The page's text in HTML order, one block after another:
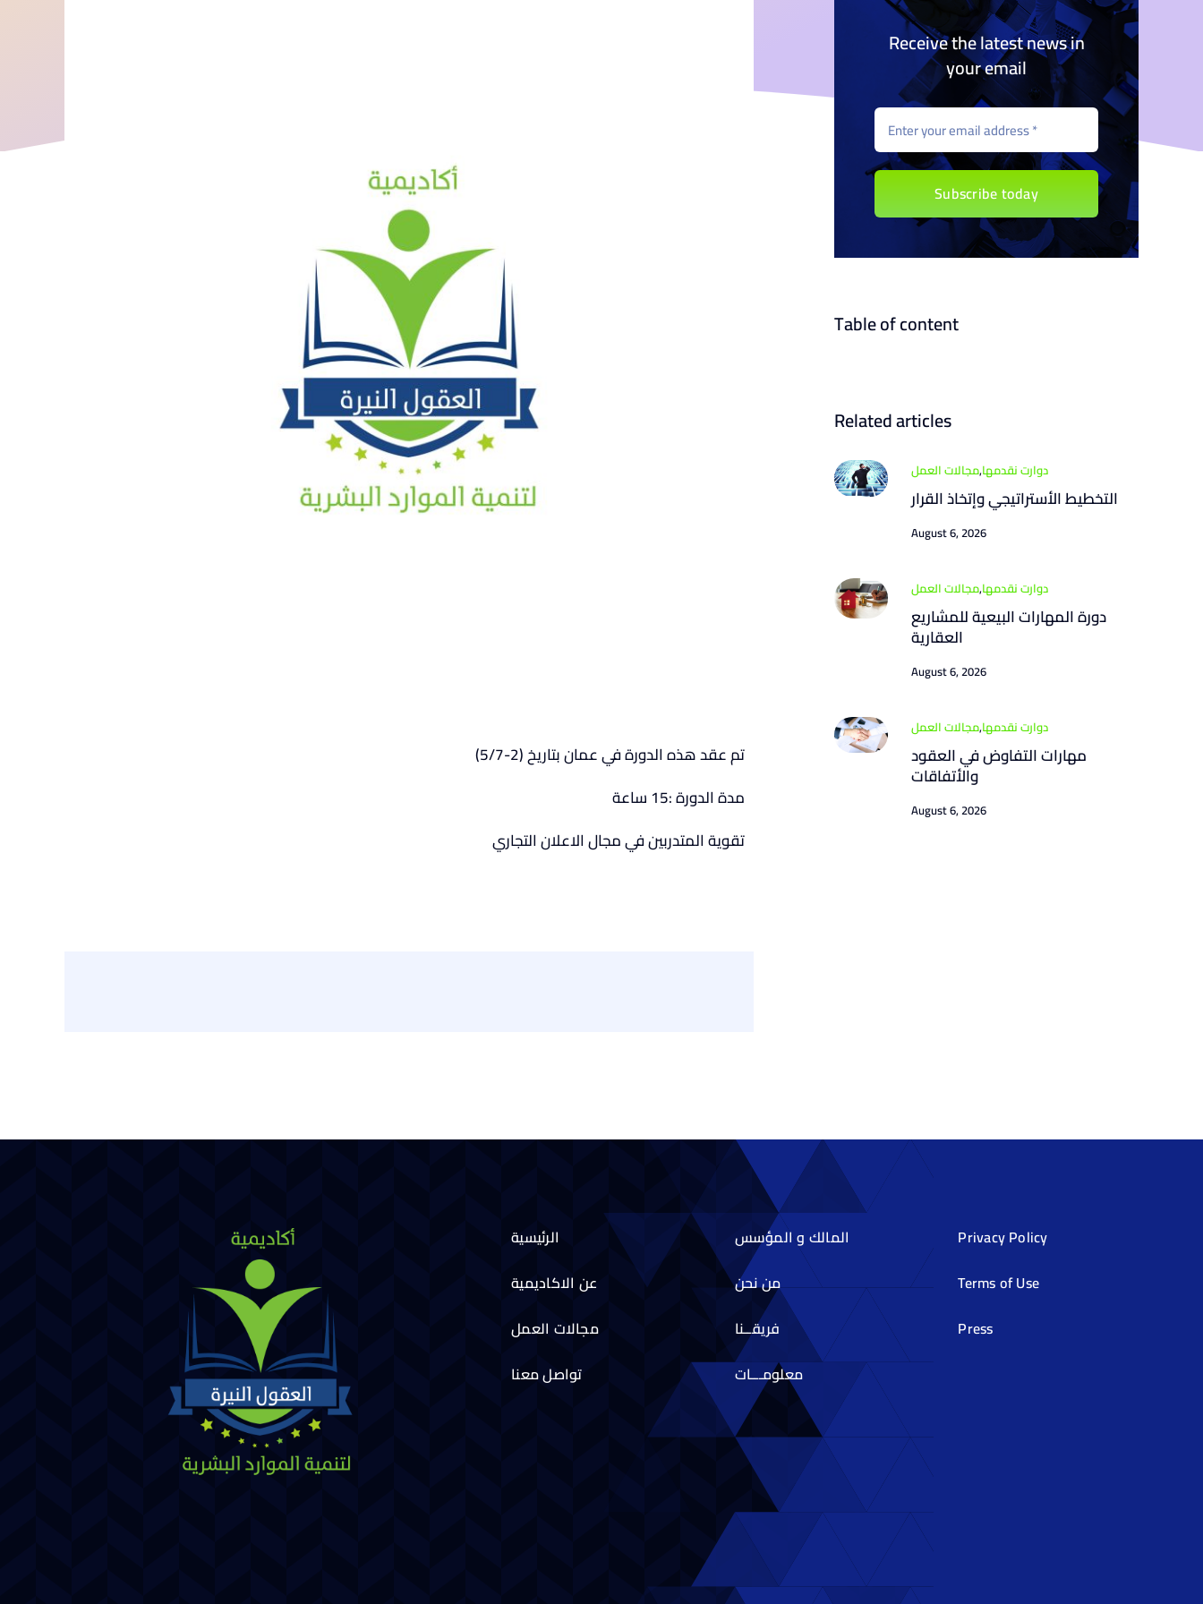
تم عقد هذه الدورة في عمان بتاريخ (2-5/7)
مدة الدورة :15 ساعة
تقوية المتدربين في مجال الاعلان التجاري
Receive the latest news in
your email
Subscribe today
Table of content
Related articles
دوارت نقدمها,مجالات العمل
التخطيط الأستراتيجي وإتخاذ القرار
August 6, 2026
دوارت نقدمها,مجالات العمل
دورة المهارات البيعية للمشاريع
العقارية
August 6, 2026
دوارت نقدمها,مجالات العمل
مهارات التفاوض في العقود
والأتفاقات
August 6, 2026
الرئيسية
عن الاكاديمية
مجالات العمل
تواصل معنا
المالك و المؤسس
من نحن
فريقــنا
معلومـــات
Privacy Policy
Terms of Use
Press